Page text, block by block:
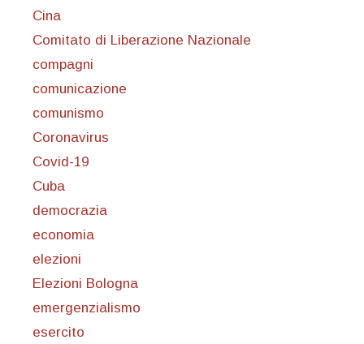
Cina
Comitato di Liberazione Nazionale
compagni
comunicazione
comunismo
Coronavirus
Covid-19
Cuba
democrazia
economia
elezioni
Elezioni Bologna
emergenzialismo
esercito